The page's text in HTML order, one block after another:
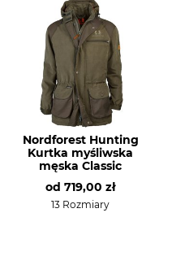
Oddychalność
Męski
Nordforest Hunting
Kurtka myśliwska
męska Classic
od 719,00 zł
13 Rozmiary